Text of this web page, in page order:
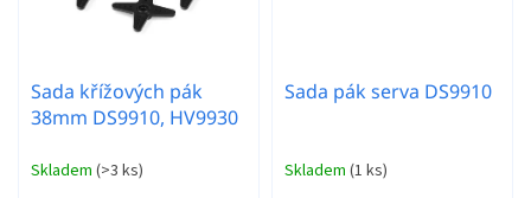
Sada křížových pák
38mm DS9910, HV9930
Skladem (>3 ks)
Sada pák serva DS9910
Skladem (1 ks)